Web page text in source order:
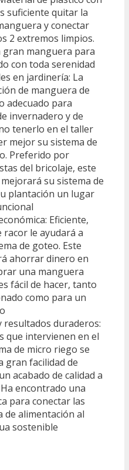
suficiente quitar la
y conectar
2 extremos limpios.
gran manguera para
con toda serenidad
en jardinería: La
de manguera de
adecuado para
invernadero y de
tenerlo en el taller
mejor su sistema de
Preferido por
del bricolaje, este
su sistema de
plantación un lugar
Eficiente,
le ayudará a
de goteo. Este
ahorrar dinero en
una manguera
fácil de hacer, tanto
como para un
resultados duraderos:
que intervienen en el
de micro riego se
gran facilidad de
acabado de calidad a
encontrado una
para conectar las
de alimentación al
sostenible